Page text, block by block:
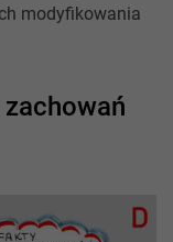
modyfikowania